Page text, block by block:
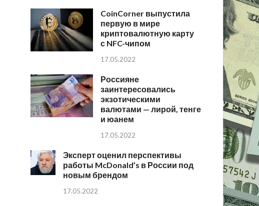
CoinCorner выпустила
первую в мире
криптовалютную карту
с NFC-чипом
17.05.2022
Россияне
заинтересовались
экзотическими
валютами — лирой, тенге
и юанем
17.05.2022
Эксперт оценил перспективы
работы McDonald’s в России под
новым брендом
17.05.2022